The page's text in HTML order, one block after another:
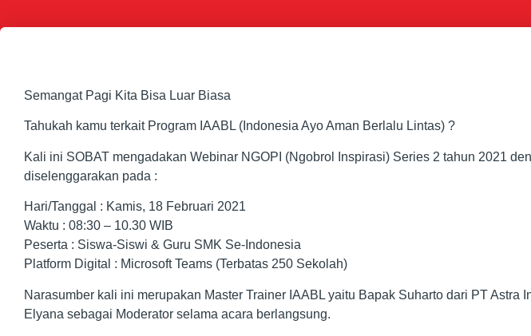
Semangat Pagi Kita Bisa Luar Biasa
Tahukah kamu terkait Program IAABL (Indonesia Ayo Aman Berlalu Lintas) ?
Kali ini SOBAT mengadakan Webinar NGOPI (Ngobrol Inspirasi) Series 2 tahun 2021
diselenggarakan pada :
Hari/Tanggal : Kamis, 18 Februari 2021
Waktu : 08:30 – 10.30 WIB
Peserta : Siswa-Siswi & Guru SMK Se-Indonesia
Platform Digital : Microsoft Teams (Terbatas 250 Sekolah)
Narasumber kali ini merupakan Master Trainer IAABL yaitu Bapak Suharto dari PT
Elyana sebagai Moderator selama acara berlangsung.